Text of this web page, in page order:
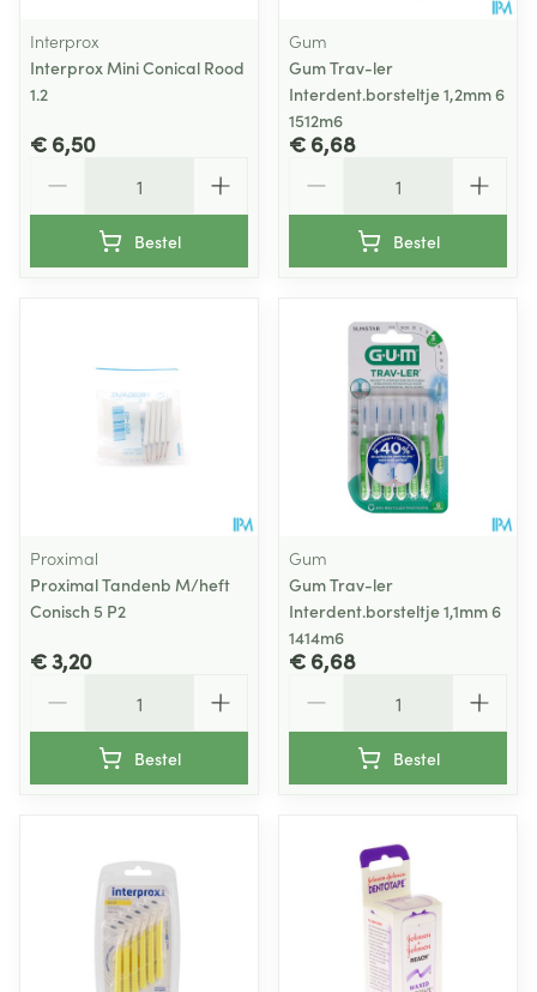
Interprox
Interprox Mini Conical Rood
1.2
€ 6,50
Bestel
Gum
Gum Trav-ler
Interdent.borsteltje 1,2mm 6
1512m6
€ 6,68
Bestel
Proximal
Proximal Tandenb M/heft
Conisch 5 P2
€ 3,20
Bestel
Gum
Gum Trav-ler
Interdent.borsteltje 1,1mm 6
1414m6
€ 6,68
Bestel